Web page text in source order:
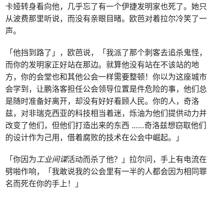
卡娅转身看向他，几乎忘了有一个伊捷发明家也死了。她只
从波费那里听说，而没有亲眼目睹。欧芭对着拉尔冷笑了一
声。
「他挡到路了」，欧芭说，「我派了那个刺客去追杀鬼怪，
而你的发明家正好站在那边。就算他没有站在不该站的地
方，你的会堂也和其他公会一样需要整顿！你以为这座城市
会学到，让鹏洛客担任公会领导位置是件危险的事，他们总
是随时准备好离开，却没有好好看顾人民。你的人，奇洛
兹，对非瑞克西亚的科技相当着迷，烁油为他们提供动力并
改变了他们，但他们打造出来的东西 ……奇洛兹想窃取他们
的设计作为己用，借着腐败的技术在公会中崛起。」
「你因为工业间谍活动而杀了他？」拉尔问，手上有电流在
劈啪作响，「我敢说我的公会里有一半的人都会因为相同罪
名而死在你的手上！」